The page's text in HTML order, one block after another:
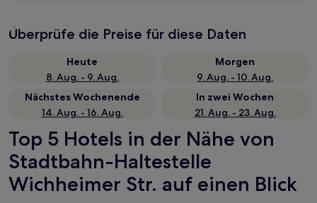
Überprüfe die Preise für diese Daten
Heute
8. Aug. - 9. Aug.
Morgen
9. Aug. - 10. Aug.
Nächstes Wochenende
14. Aug. - 16. Aug.
In zwei Wochen
21. Aug. - 23. Aug.
Top 5 Hotels in der Nähe von
Stadtbahn-Haltestelle
Wichheimer Str. auf einen Blick